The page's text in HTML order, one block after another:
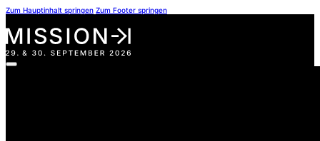
Zum Hauptinhalt springen Zum Footer springen